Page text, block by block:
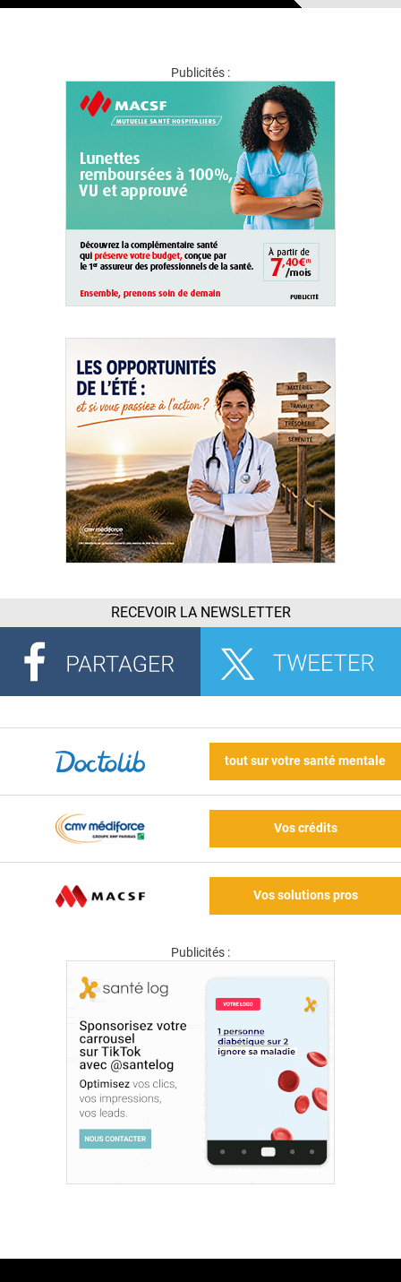
Publicités :
RECEVOIR LA NEWSLETTER
tout sur votre santé mentale
Vos crédits
Vos solutions pros
Publicités :